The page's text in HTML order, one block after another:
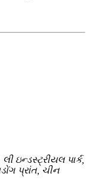
ઇન્ડસ્ટ્રીયલ પાર્ક,
પ્રાંત, ચીન